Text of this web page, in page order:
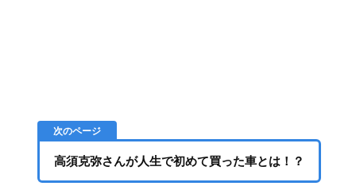
高須克弥さんが人生で初めて買った車とは！？